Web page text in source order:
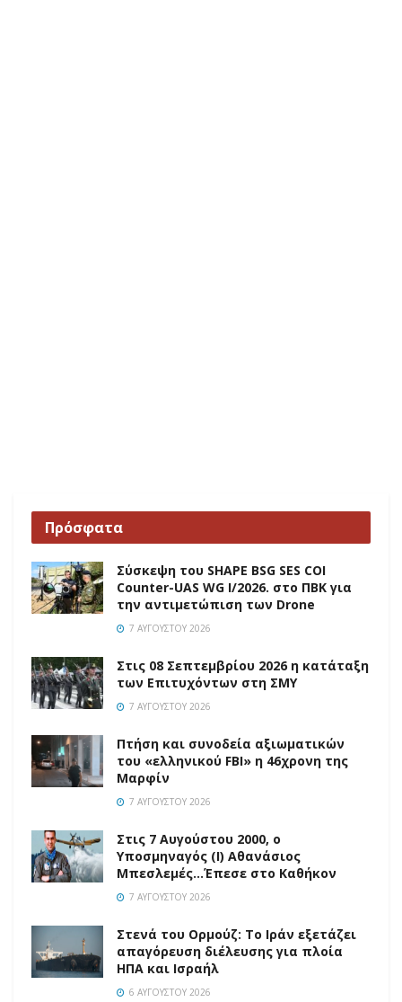
Πρόσφατα
Σύσκεψη του SHAPE BSG SES COI
Counter-UAS WG I/2026. στο ΠΒΚ για
την αντιμετώπιση των Drone
7 ΑΥΓΟΎΣΤΟΥ 2026
Στις 08 Σεπτεμβρίου 2026 η κατάταξη
των Επιτυχόντων στη ΣΜΥ
7 ΑΥΓΟΎΣΤΟΥ 2026
Πτήση και συνοδεία αξιωματικών
του «ελληνικού FBI» η 46χρονη της
Μαρφίν
7 ΑΥΓΟΎΣΤΟΥ 2026
Στις 7 Αυγούστου 2000, ο
Υποσμηναγός (Ι) Αθανάσιος
Μπεσλεμές…Έπεσε στο Καθήκον
7 ΑΥΓΟΎΣΤΟΥ 2026
Στενά του Ορμούζ: Το Ιράν εξετάζει
απαγόρευση διέλευσης για πλοία
ΗΠΑ και Ισραήλ
6 ΑΥΓΟΎΣΤΟΥ 2026